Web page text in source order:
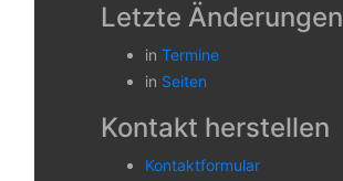
Letzte Änderungen
in Termine
in Seiten
Kontakt herstellen
Kontaktformular